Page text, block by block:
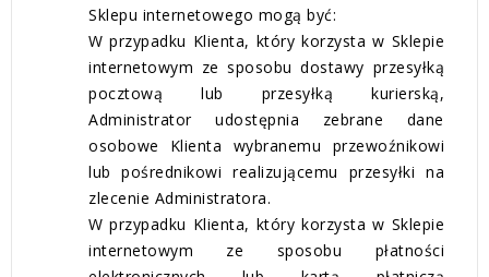
Sklepu internetowego mogą być:
W przypadku Klienta, który korzysta w Sklepie
internetowym ze sposobu dostawy przesyłką
pocztową lub przesyłką kurierską,
Administrator udostępnia zebrane dane
osobowe Klienta wybranemu przewoźnikowi
lub pośrednikowi realizującemu przesyłki na
zlecenie Administratora.
W przypadku Klienta, który korzysta w Sklepie
internetowym ze sposobu płatności